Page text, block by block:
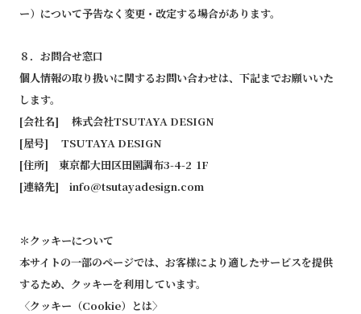
ー）について予告なく変更・改定する場合があります。
８．お問合せ窓口
個人情報の取り扱いに関するお問い合わせは、下記までお願いいた
します。
[会社名] 株式会社TSUTAYA DESIGN
[屋号] TSUTAYA DESIGN
[住所] 東京都大田区田園調布3-4-2 1F
[連絡先] info@tsutayadesign.com
＊クッキーについて
本サイトの一部のページでは、お客様により適したサービスを提供
するため、クッキーを利用しています。
〈クッキー（Cookie）とは〉